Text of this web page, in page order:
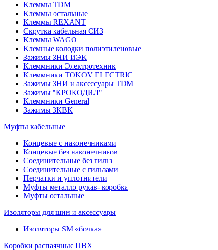
Клеммы TDM
Клеммы остальные
Клеммы REXANT
Скрутка кабельная СИЗ
Клеммы WAGO
Клемные колодки полиэтиленовые
Зажимы ЗНИ ИЭК
Клеммники Электротехник
Клеммники TOKOV ELECTRIC
Зажимы ЗНИ и аксессуары TDM
Зажимы "КРОКОДИЛ"
Клеммники General
Зажимы 3КВК
Муфты кабельные
Концевые с наконечниками
Концевые без наконечников
Соединительные без гильз
Соединительные с гильзами
Перчатки и уплотнители
Муфты металло рукав- коробка
Муфты остальные
Изоляторы для шин и аксессуары
Изоляторы SM «бочка»
Коробки распаячные ПВХ